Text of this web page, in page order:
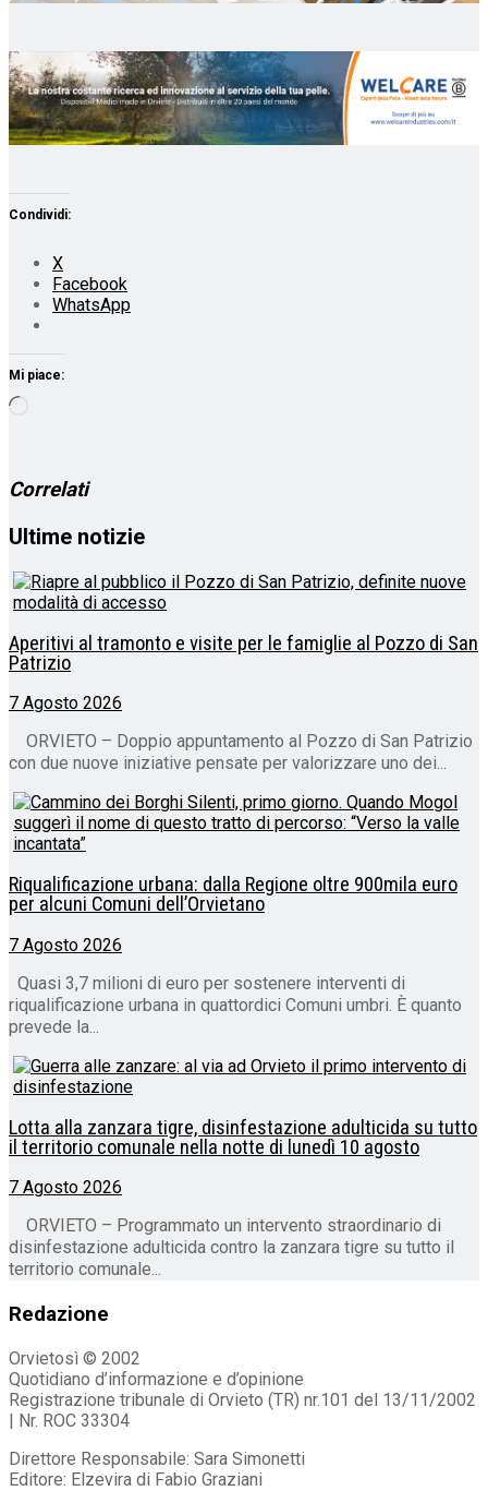
Condividi:
X
Facebook
WhatsApp
Mi piace:
Correlati
Ultime notizie
Aperitivi al tramonto e visite per le famiglie al Pozzo di San
Patrizio
7 Agosto 2026
ORVIETO – Doppio appuntamento al Pozzo di San Patrizio
con due nuove iniziative pensate per valorizzare uno dei...
Riqualificazione urbana: dalla Regione oltre 900mila euro
per alcuni Comuni dell’Orvietano
7 Agosto 2026
Quasi 3,7 milioni di euro per sostenere interventi di
riqualificazione urbana in quattordici Comuni umbri. È quanto
prevede la...
Lotta alla zanzara tigre, disinfestazione adulticida su tutto
il territorio comunale nella notte di lunedì 10 agosto
7 Agosto 2026
ORVIETO – Programmato un intervento straordinario di
disinfestazione adulticida contro la zanzara tigre su tutto il
territorio comunale...
Redazione
Orvietosì © 2002
Quotidiano d’informazione e d’opinione
Registrazione tribunale di Orvieto (TR) nr.101 del 13/11/2002
| Nr. ROC 33304
Direttore Responsabile: Sara Simonetti
Editore: Elzevira di Fabio Graziani